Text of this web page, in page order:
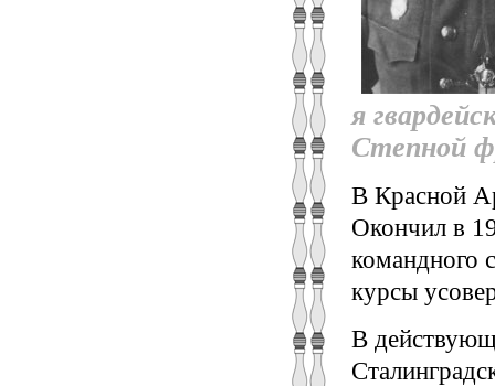
я
Степной
В Красной
Окончил в
командного
курсы
В